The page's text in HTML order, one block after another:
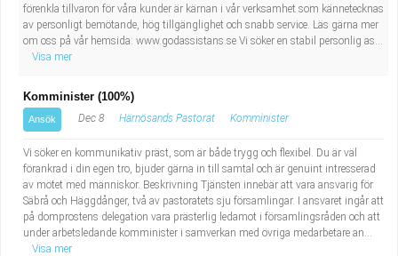
förenkla tillvaron för våra kunder är kärnan i vår verksamhet som kännetecknas
av personligt bemötande, hög tillgänglighet och snabb service. Läs gärna mer
om oss på vår hemsida: www.godassistans.se Vi söker en stabil personlig as...
Visa mer
Komminister (100%)
Ansök Dec 8 Härnösands Pastorat Komminister
Vi söker en kommunikativ präst, som är både trygg och flexibel. Du är väl
förankrad i din egen tro, bjuder gärna in till samtal och är genuint intresserad
av mötet med människor. Beskrivning Tjänsten innebär att vara ansvarig för
Säbrå och Häggdånger, två av pastoratets sju församlingar. I ansvaret ingår att
på domprostens delegation vara prästerlig ledamot i församlingsråden och att
under arbetsledande komminister i samverkan med övriga medarbetare an...
Visa mer